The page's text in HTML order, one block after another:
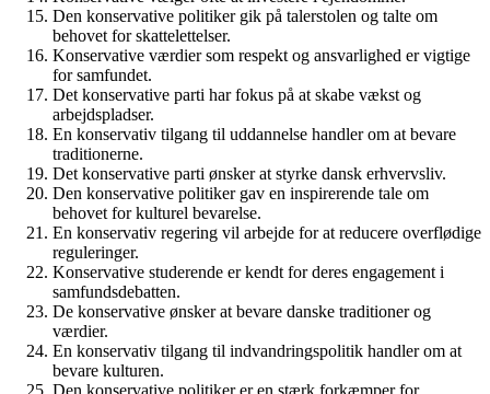
Den konservative politiker gik på talerstolen og talte om
behovet for skattelettelser.
Konservative værdier som respekt og ansvarlighed er vigtige
for samfundet.
Det konservative parti har fokus på at skabe vækst og
arbejdspladser.
En konservativ tilgang til uddannelse handler om at bevare
traditionerne.
Det konservative parti ønsker at styrke dansk erhvervsliv.
Den konservative politiker gav en inspirerende tale om
behovet for kulturel bevarelse.
En konservativ regering vil arbejde for at reducere overflødige
reguleringer.
Konservative studerende er kendt for deres engagement i
samfundsdebatten.
De konservative ønsker at bevare danske traditioner og
værdier.
En konservativ tilgang til indvandringspolitik handler om at
bevare kulturen.
Den konservative politiker er en stærk forkæmper for